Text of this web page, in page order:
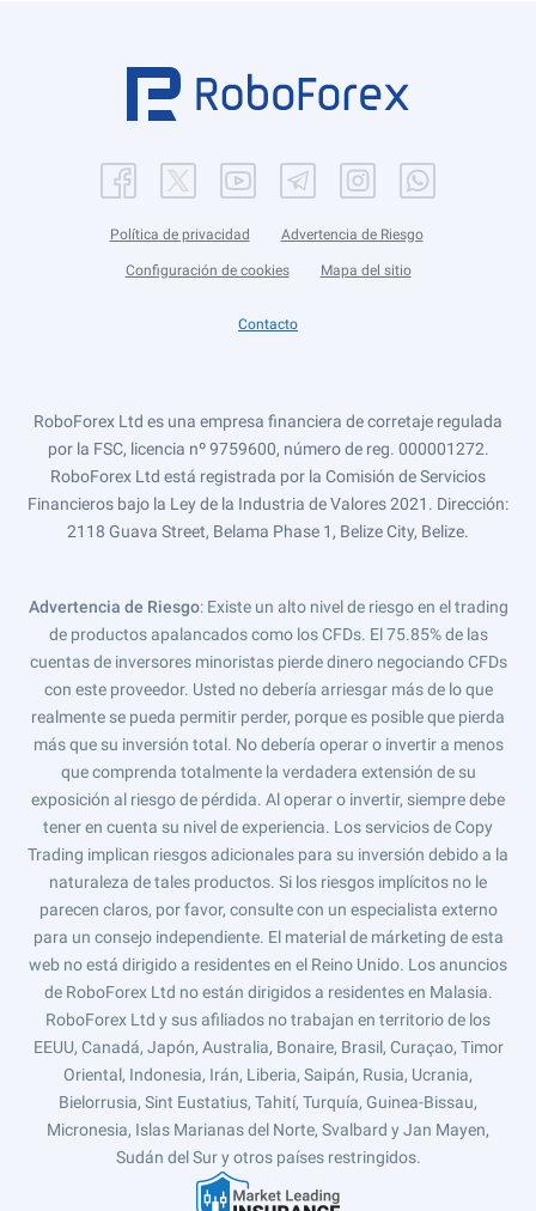
Política de privacidad Advertencia de Riesgo
Configuración de cookies Mapa del sitio
Contacto
RoboForex Ltd es una empresa financiera de corretaje regulada
por la FSC, licencia nº 9759600, número de reg. 000001272.
RoboForex Ltd está registrada por la Comisión de Servicios
Financieros bajo la Ley de la Industria de Valores 2021. Dirección:
2118 Guava Street, Belama Phase 1, Belize City, Belize.
Advertencia de Riesgo: Existe un alto nivel de riesgo en el trading
de productos apalancados como los CFDs. El 75.85% de las
cuentas de inversores minoristas pierde dinero negociando CFDs
con este proveedor. Usted no debería arriesgar más de lo que
realmente se pueda permitir perder, porque es posible que pierda
más que su inversión total. No debería operar o invertir a menos
que comprenda totalmente la verdadera extensión de su
exposición al riesgo de pérdida. Al operar o invertir, siempre debe
tener en cuenta su nivel de experiencia. Los servicios de Copy
Trading implican riesgos adicionales para su inversión debido a la
naturaleza de tales productos. Si los riesgos implícitos no le
parecen claros, por favor, consulte con un especialista externo
para un consejo independiente. El material de márketing de esta
web no está dirigido a residentes en el Reino Unido. Los anuncios
de RoboForex Ltd no están dirigidos a residentes en Malasia.
RoboForex Ltd y sus afiliados no trabajan en territorio de los
EEUU, Canadá, Japón, Australia, Bonaire, Brasil, Curaçao, Timor
Oriental, Indonesia, Irán, Liberia, Saipán, Rusia, Ucrania,
Bielorrusia, Sint Eustatius, Tahití, Turquía, Guinea-Bissau,
Micronesia, Islas Marianas del Norte, Svalbard y Jan Mayen,
Sudán del Sur y otros países restringidos.